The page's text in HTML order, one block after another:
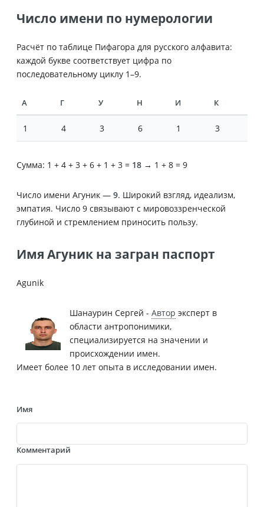
Число имени по нумерологии
Расчёт по таблице Пифагора для русского алфавита:
каждой букве соответствует цифра по
последовательному циклу 1–9.
А Г У Н И К
1 4 3 6 1 3
Сумма: 1 + 4 + 3 + 6 + 1 + 3 = 18 → 1 + 8 = 9
Число имени Агуник — 9. Широкий взгляд, идеализм,
эмпатия. Число 9 связывают с мировоззренческой
глубиной и стремлением приносить пользу.
Имя Агуник на загран паспорт
Agunik
Шанаурин Сергей - Автор эксперт в
области антропонимики,
специализируется на значении и
происхождении имен.
Имеет более 10 лет опыта в исследовании имен.
Имя
Комментарий